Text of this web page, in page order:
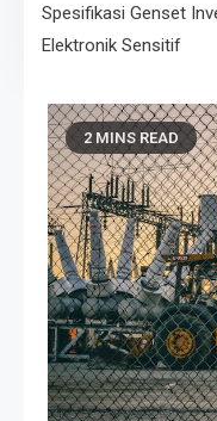
Spesifikasi Genset
Elektronik Sensitif
2 MINS READ